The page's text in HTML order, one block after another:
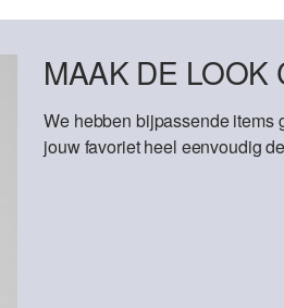
MAAK DE LOOK
We hebben bijpassende items
jouw favoriet heel eenvoudig